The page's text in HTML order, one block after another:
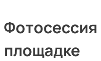
площадке